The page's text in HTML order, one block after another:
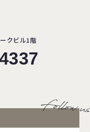
クビル1階